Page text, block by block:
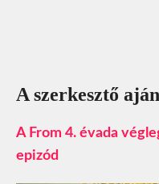
A szerkesztő
A From 4. évada
epizód